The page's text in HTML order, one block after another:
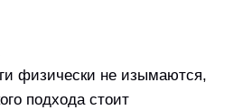
физически не изымаются,
подхода стоит